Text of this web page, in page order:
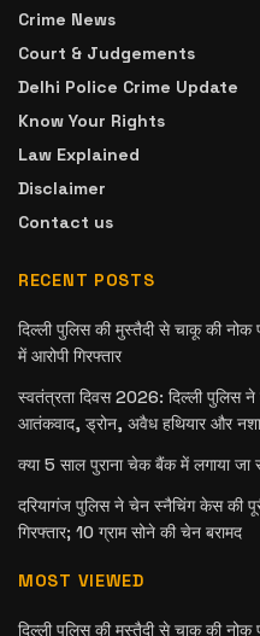
Crime News
Court & Judgements
Delhi Police Crime Update
Know Your Rights
Law Explained
Disclaimer
Contact us
RECENT POSTS
दिल्ली पुलिस की मुस्तैदी से चाकू की
में आरोपी गिरफ्तार
स्वतंत्रता दिवस 2026: दिल्ली पुलिस
आतंकवाद, ड्रोन, अवैध हथियार और
क्या 5 साल पुराना चेक बैंक में लगाया जा
दरियागंज पुलिस ने चेन स्नैचिंग केस की
गिरफ्तार; 10 ग्राम सोने की चेन बरामद
MOST VIEWED
दिल्ली पुलिस की मुस्तैदी से चाकू की